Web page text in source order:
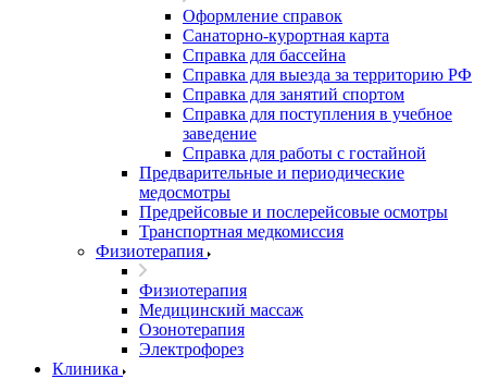
Оформление справок
Санаторно-курортная карта
Справка для бассейна
Справка для выезда за территорию РФ
Справка для занятий спортом
Справка для поступления в учебное
заведение
Справка для работы с гостайной
Предварительные и периодические
медосмотры
Предрейсовые и послерейсовые осмотры
Транспортная медкомиссия
Физиотерапия
Физиотерапия
Медицинский массаж
Озонотерапия
Электрофорез
Клиника